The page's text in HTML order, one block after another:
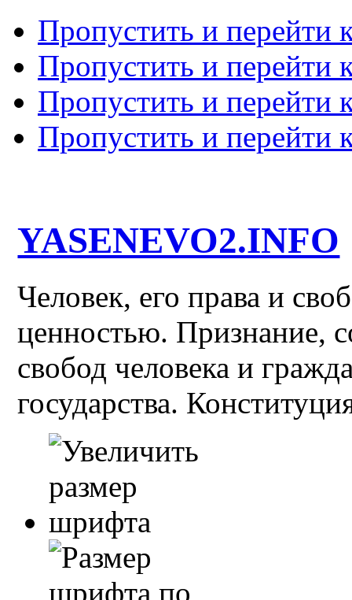
Пропустить и перейти
Пропустить и перейти
Пропустить и перейти
Пропустить и перейти
YASENEVO2.INFO
Человек, его права и
ценностью. Признание,
свобод человека и
государства.